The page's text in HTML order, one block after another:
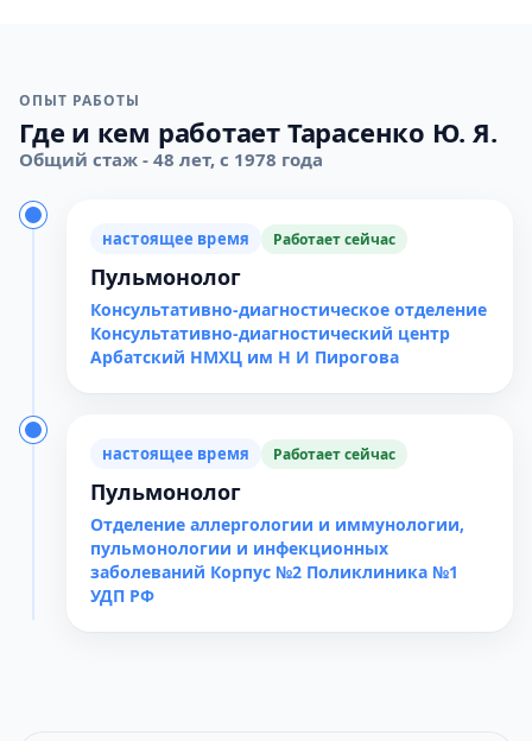
ОПЫТ РАБОТЫ
Где и кем работает Тарасенко Ю. Я.
Общий стаж - 48 лет, с 1978 года
настоящее время Работает сейчас
Пульмонолог
Консультативно-диагностическое отделение
Консультативно-диагностический центр
Арбатский НМХЦ им Н И Пирогова
настоящее время Работает сейчас
Пульмонолог
Отделение аллергологии и иммунологии,
пульмонологии и инфекционных
заболеваний Корпус №2 Поликлиника №1
УДП РФ